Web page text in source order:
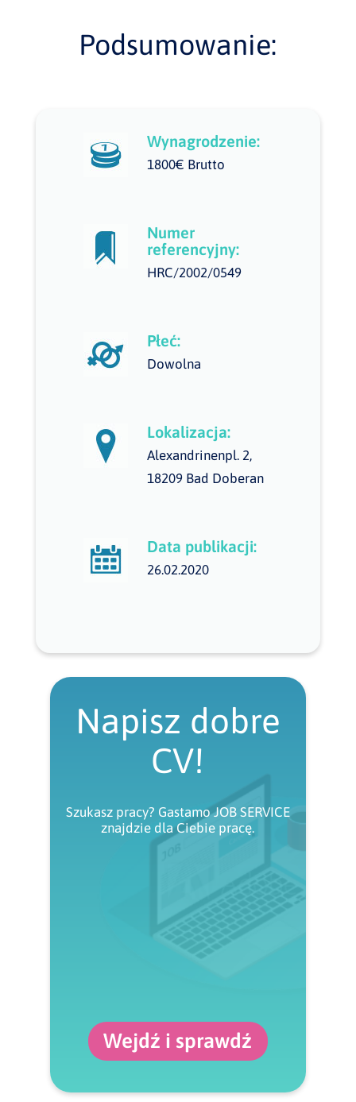
Podsumowanie:
Wynagrodzenie:
1800€ Brutto
Numer
referencyjny:
HRC/2002/0549
Płeć:
Dowolna
Lokalizacja:
Alexandrinenpl. 2,
18209 Bad Doberan
Data publikacji:
26.02.2020
Napisz dobre
CV!
Szukasz pracy? Gastamo JOB SERVICE
znajdzie dla Ciebie pracę.
Wejdź i sprawdź